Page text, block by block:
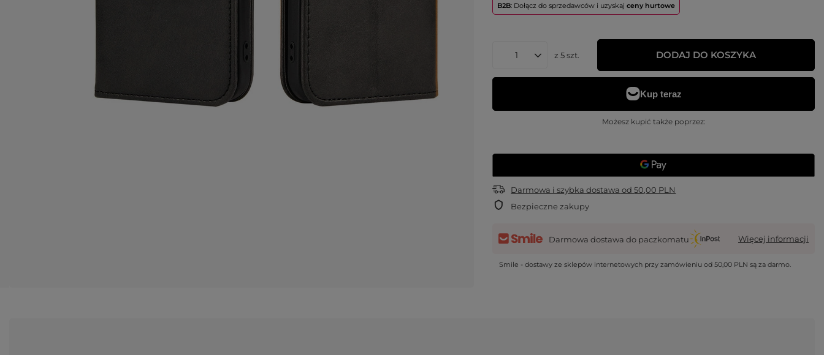
B2B: Dołącz do sprzedawców i uzyskajceny hurtowe
z5szt. DODAJ DO KOSZYKA
Możesz kupić także poprzez:
Darmowa i szybka dostawa od50,00 PLN
Bezpieczne zakupy
Darmowa dostawa do paczkomatu Więcej informacji
Smile - dostawy ze sklepów internetowych przy zamówieniu od50,00 PLN są za darmo.